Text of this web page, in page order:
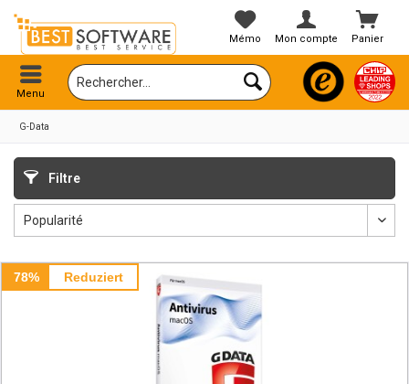
Panier
Mémo Mon compte
Menu
G-Data
Filtre
78% Reduziert